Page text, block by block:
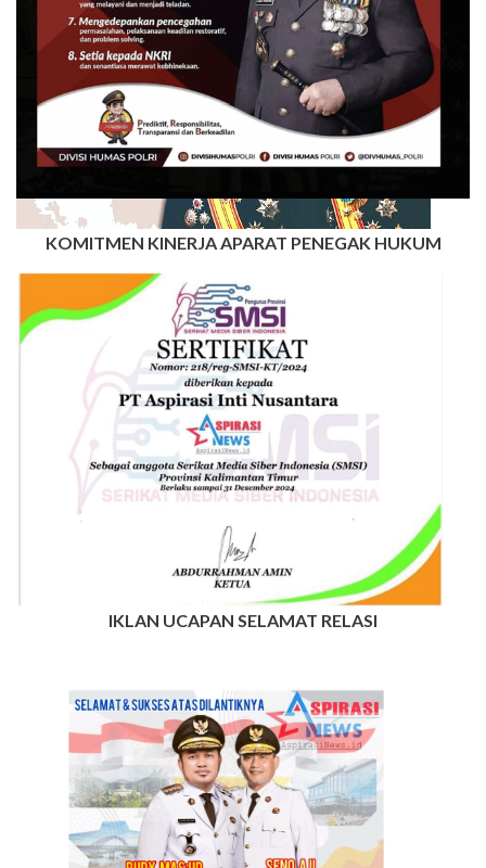
KOMITMEN KINERJA APARAT PENEGAK HUKUM
IKLAN UCAPAN SELAMAT RELASI